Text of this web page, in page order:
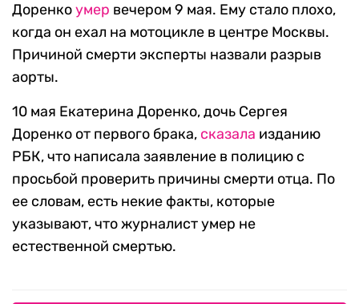
Доренкоумер вечером 9 мая. Ему стало плохо,
когда он ехал на мотоцикле в центре Москвы.
Причиной смерти эксперты назвали разрыв
аорты.
10 мая Екатерина Доренко, дочь Сергея
Доренко от первого брака, сказала изданию
РБК, что написала заявление в полицию с
просьбой проверить причины смерти отца. По
ее словам, есть некие факты, которые
указывают, что журналист умер не
естественной смертью.